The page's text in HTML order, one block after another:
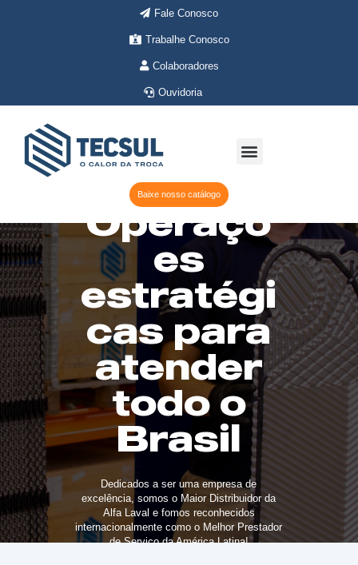
Fale Conosco
Trabalhe Conosco
Colaboradores
Ouvidoria
Menu
Baixe nosso catálogo
Operaçõ
es
estratégi
cas para
atender
todo o
Brasil
Dedicados a ser uma empresa de
excelência, somos o Maior Distribuidor da
Alfa Laval e fomos reconhecidos
internacionalmente como o Melhor Prestador
de Serviço da América Latina!